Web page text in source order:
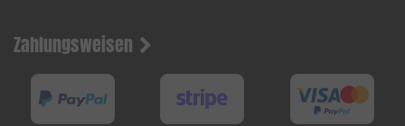
Zahlungsweisen